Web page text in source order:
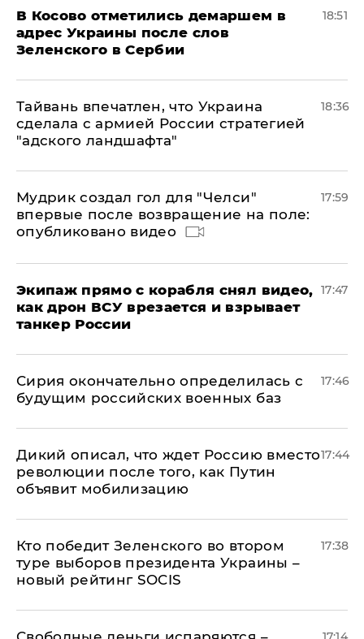
В Косово отметились демаршем в
адрес Украины после слов
Зеленского в Сербии
18:51
Тайвань впечатлен, что Украина
сделала с армией России стратегией
"адского ландшафта"
18:36
Мудрик создал гол для "Челси"
впервые после возвращение на поле:
опубликовано видео
17:59
Экипаж прямо с корабля снял видео,
как дрон ВСУ врезается и взрывает
танкер России
17:47
Сирия окончательно определилась с
будущим российских военных баз
17:46
Дикий описал, что ждет Россию вместо
революции после того, как Путин
объявит мобилизацию
17:44
Кто победит Зеленского во втором
туре выборов президента Украины –
новый рейтинг SOCIS
17:38